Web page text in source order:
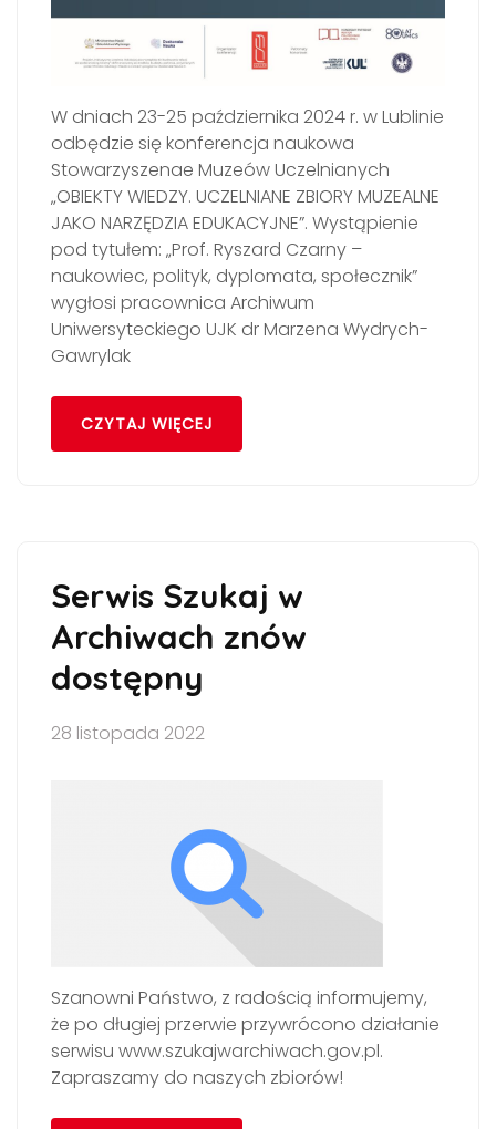
W dniach 23-25 października 2024 r. w Lublinie
odbędzie się konferencja naukowa
Stowarzyszenae Muzeów Uczelnianych
„OBIEKTY WIEDZY. UCZELNIANE ZBIORY MUZEALNE
JAKO NARZĘDZIA EDUKACYJNE”. Wystąpienie
pod tytułem: „Prof. Ryszard Czarny –
naukowiec, polityk, dyplomata, społecznik”
wygłosi pracownica Archiwum
Uniwersyteckiego UJK dr Marzena Wydrych-
Gawrylak
CZYTAJ WIĘCEJ
Serwis Szukaj w
Archiwach znów
dostępny
28 listopada 2022
Szanowni Państwo, z radością informujemy,
że po długiej przerwie przywrócono działanie
serwisu www.szukajwarchiwach.gov.pl.
Zapraszamy do naszych zbiorów!